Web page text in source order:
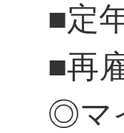
■定
■再
◎マ